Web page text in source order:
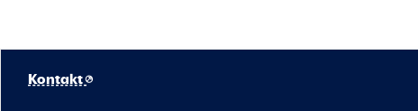
Kontakt